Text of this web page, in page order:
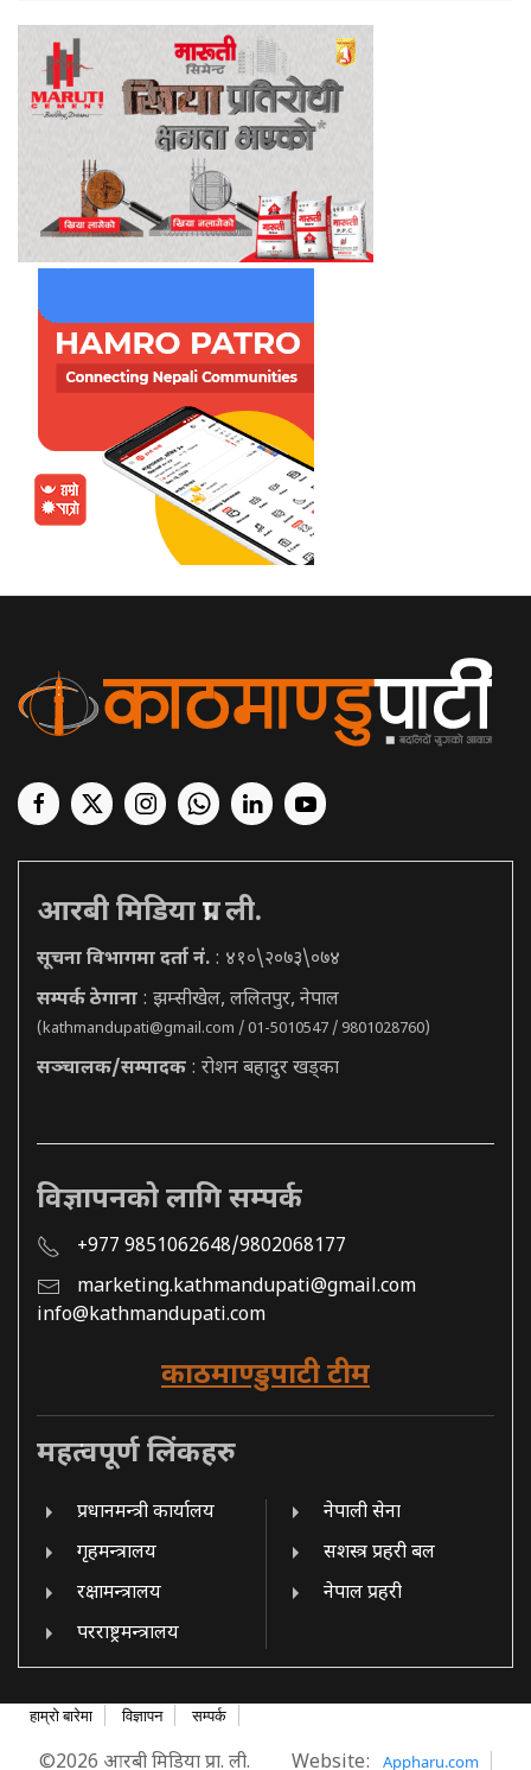
आरबी मिडिया प्रा. ली.
सूचना विभागमा दर्ता नं. : ४१०\२०७३\०७४
सम्पर्क ठेगाना : झम्सीखेल, ललितपुर, नेपाल
(kathmandupati@gmail.com / 01-5010547 / 9801028760)
सञ्चालक/सम्पादक : रोशन बहादुर खड्का
विज्ञापनको लागि सम्पर्क
+977 9851062648/9802068177
marketing.kathmandupati@gmail.com
info@kathmandupati.com
काठमाण्डुपाटी टीम
महत्वपूर्ण लिंकहरु
प्रधानमन्त्री कार्यालय
गृहमन्त्रालय
रक्षामन्त्रालय
परराष्ट्रमन्त्रालय
नेपाली सेना
सशस्त्र प्रहरी बल
नेपाल प्रहरी
हाम्रो बारेमा विज्ञापन सम्पर्क
©2026 आरबी मिडिया प्रा. ली. Website: Appharu.com